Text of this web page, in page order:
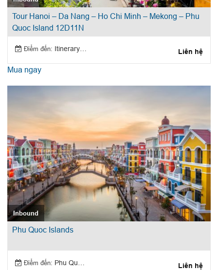
Tour Hanoi – Da Nang – Ho Chi Minh – Mekong – Phu
Quoc Island 12D11N
Điểm đến: Itinerary: Hanoi – Da Nangn – Ho Chi Minh – Mekong – Phu Quoc Island Liên hệ
Mua ngay
Inbound
Phu Quoc Islands
Điểm đến: Phu Quoc Island Liên hệ